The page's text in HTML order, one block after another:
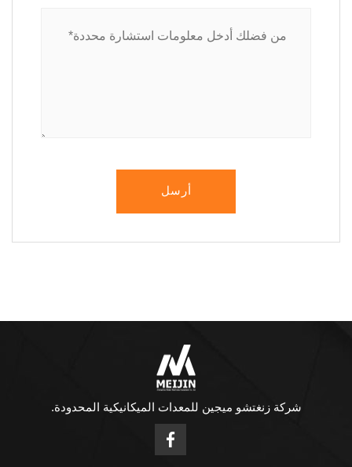
أرسل
شركة زنغتشو ميجين للمعدات الميكانيكية المحدودة.